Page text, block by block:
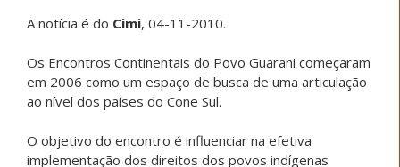
A notícia é do Cimi, 04-11-2010.
Os Encontros Continentais do Povo Guarani começaram
em 2006 como um espaço de busca de uma articulação
ao nível dos países do Cone Sul.
O objetivo do encontro é influenciar na efetiva
implementação dos direitos dos povos indígenas